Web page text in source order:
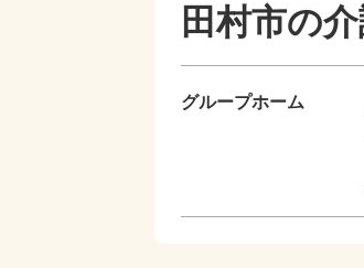
田村市の
グループホーム